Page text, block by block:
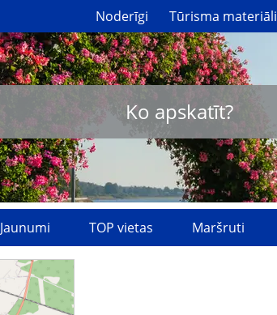
Noderīgi Tūrisma materiāli
Ko apskatīt?
Jaunumi TOP vietas Maršruti